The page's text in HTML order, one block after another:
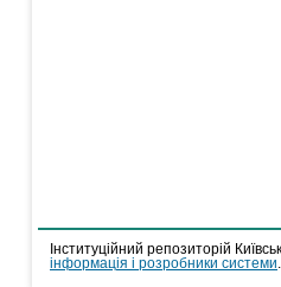
Інституційний репозиторій
інформація і розробники системи